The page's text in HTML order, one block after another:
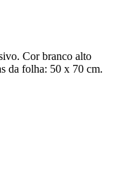
Cor branco alto
da folha: 50 x 70 cm.